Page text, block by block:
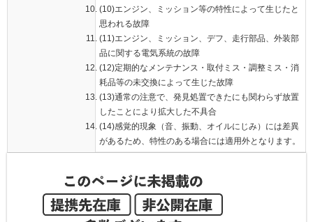
(10)エンジン、ミッション等の特性によって生じたと
思われる故障
(11)エンジン、ミッション、デフ、走行部品、外装部
品に関する電気系統の故障
(12)定期的なメンテナンス・取付ミス・調整ミス・消
耗品等の未交換によって生じた故障
(13)通常の注意で、発見処置できたにも関わらず放置
したことにより拡大した不具合
(14)感覚的現象（音、振動、オイルにじみ）には差異
があるため、特性のある場合には適用外となります。